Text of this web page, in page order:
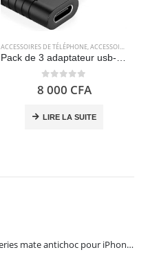
,CÂBLES,CÂBLES,
ACCESSOIRES DE TÉLÉPHONE,ACCESSOIRES POUR ORDINATEUR
Pack de 3 adaptateur usb-c femelle vers usb-c femelle 3.1 Gen2 – Aceyoon
0 out of 5
8 000 CFA
LIRE LA SUITE
Coque Guardian Series mate antichoc pour iPhone 15 Pro Max avec Magsafe Noir - Torras